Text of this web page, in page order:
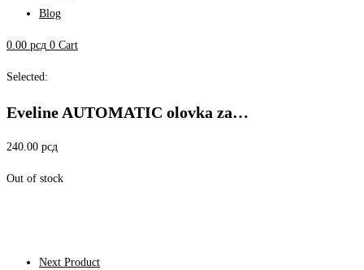
Blog
0.00 рсд 0 Cart
Selected:
Eveline AUTOMATIC olovka za…
240.00 рсд
Out of stock
Next Product